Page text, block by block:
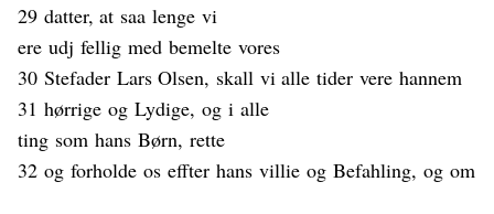
29 datter, at saa lenge vi
ere udj fellig med bemelte vores
30 Stefader Lars Olsen, skall vi alle tider vere hannem
31 hørrige og Lydige, og i alle
ting som hans Børn, rette
32 og forholde os effter hans villie og Befahling, og om